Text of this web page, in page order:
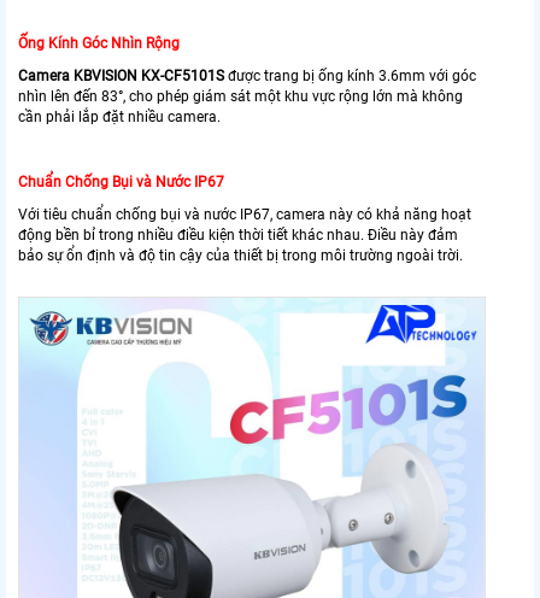
Ống Kính Góc Nhìn Rộng
Camera KBVISION KX-CF5101Sđược trang bị ống kính 3.6mm với góc
nhìn lên đến 83°, cho phép giám sát một khu vực rộng lớn mà không
cần phải lắp đặt nhiều camera.
Chuẩn Chống Bụi và Nước IP67
Với tiêu chuẩn chống bụi và nước IP67, camera này có khả năng hoạt
động bền bỉ trong nhiều điều kiện thời tiết khác nhau. Điều này đảm
bảo sự ổn định và độ tin cậy của thiết bị trong môi trường ngoài trời.